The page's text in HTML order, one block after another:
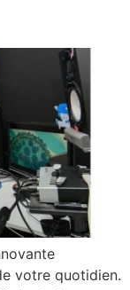
votre quotidien.